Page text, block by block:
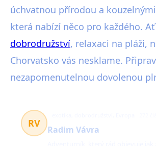
úchvatnou přírodou a
která nabízí něco pro každého.
dobrodružství, relaxaci na pláži,
Chorvatsko vás nesklame.
nezapomenutelnou dovolenou
RV
Radim Vávra